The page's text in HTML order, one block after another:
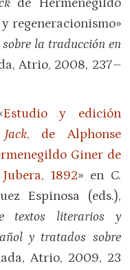
regeneracionismo»
la traducción en
Atrio, 2008, 237–
Estudio y edición
Jack, de Alphonse
Giner de
1892» en C.
Espinosa (eds.),
textos literarios y
y tratados sobre
Atrio, 2009, 23